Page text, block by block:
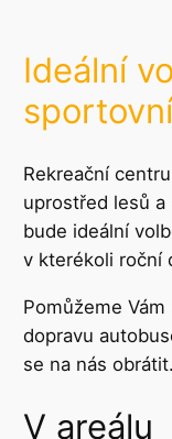
Ideální
Rekreační
uprostřed lesů
bude ideální
v kterékoli roční
Pomůžeme
dopravu
se na nás obrátit.
V areálu